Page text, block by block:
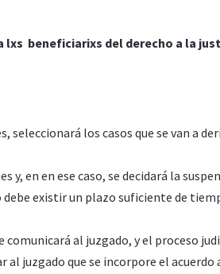
lxs beneficiarixs del derecho a la
los casos que se van a
en en ese caso, se decidará la
existir un plazo suficiente de
comunicará al juzgado, y el proceso
juzgado que se incorpore el acuerdo